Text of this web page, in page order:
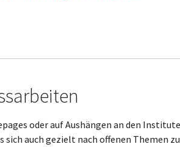
oder auf Aushängen an den
auch gezielt nach offenen Themen zu